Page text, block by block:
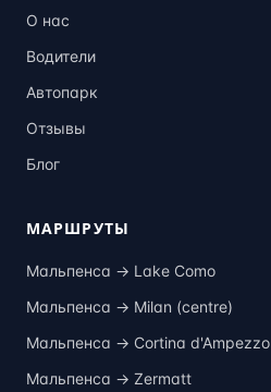
О нас
Водители
Автопарк
Отзывы
Блог
МАРШРУТЫ
Мальпенса → Lake Como
Мальпенса → Milan (centre)
Мальпенса → Cortina d'Ampezzo
Мальпенса → Zermatt